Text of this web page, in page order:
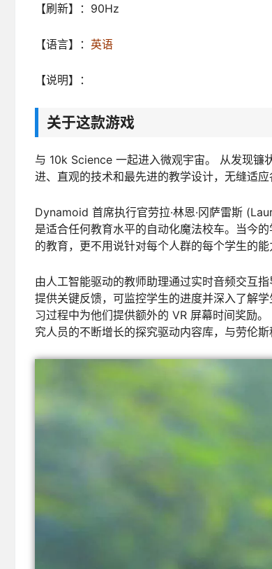
【刷新】：90Hz
【语言】： 英语
【说明】：
关于这款游戏
与 10k Science 一起进入微观宇宙。 从发现镰
进、直观的技术和最先进的教学设计，无缝适应
Dynamoid 首席执行官劳拉·林恩·冈萨雷斯
是适合任何教育水平的自动化魔法校车。当今
的教育，更不用说针对每个人群的每个学生的
由人工智能驱动的教师助理通过实时音频交互
提供关键反馈，可监控学生的进度并深入了解
习过程中为他们提供额外的 VR 屏幕时间奖励
究人员的不断增长的探究驱动内容库，与劳伦